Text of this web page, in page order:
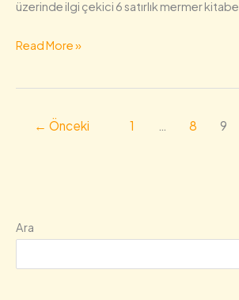
üzerinde ilgi çekici 6 satırlık mermer kitabe
Read More »
← Önceki 1 8 9
Ara